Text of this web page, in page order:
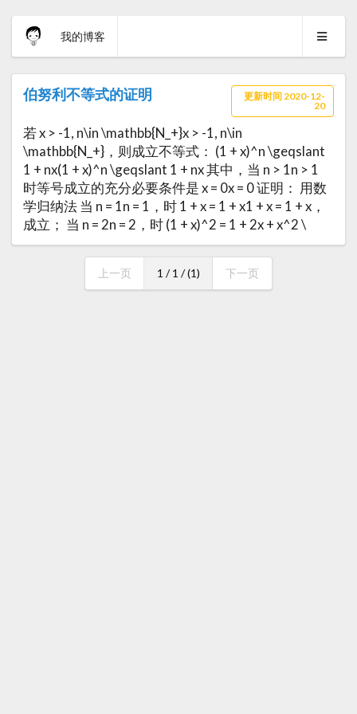
我的博客
伯努利不等式的证明
更新时间 2020-12-
20
若 x > -1, n\in \mathbb{N_+}x > -1, n\in
\mathbb{N_+}，则成立不等式： (1 + x)^n \geqslant
1 + nx(1 + x)^n \geqslant 1 + nx 其中，当 n > 1n > 1
时等号成立的充分必要条件是 x = 0x = 0 证明： 用数
学归纳法 当 n = 1n = 1，时 1 + x = 1 + x1 + x = 1 + x，
成立； 当 n = 2n = 2，时 (1 + x)^2 = 1 + 2x + x^2 \
上一页 1 / 1 / (1) 下一页